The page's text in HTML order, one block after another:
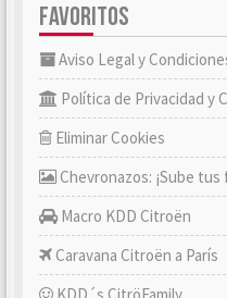
FAVORITOS
Aviso Legal y
Política de Privacidad y
Eliminar Cookies
Chevronazos: ¡Sube
Macro KDD Citroën
Caravana Citroën a París